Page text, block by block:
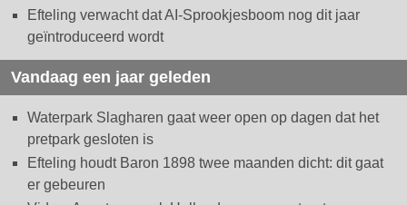
Efteling verwacht dat AI-Sprookjesboom nog dit jaar
geïntroduceerd wordt
Vandaag een jaar geleden
Waterpark Slagharen gaat weer open op dagen dat het
pretpark gesloten is
Efteling houdt Baron 1898 twee maanden dicht: dit gaat
er gebeuren